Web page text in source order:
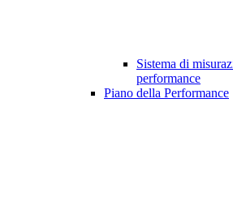
Sistema di
performance
Piano della Performance